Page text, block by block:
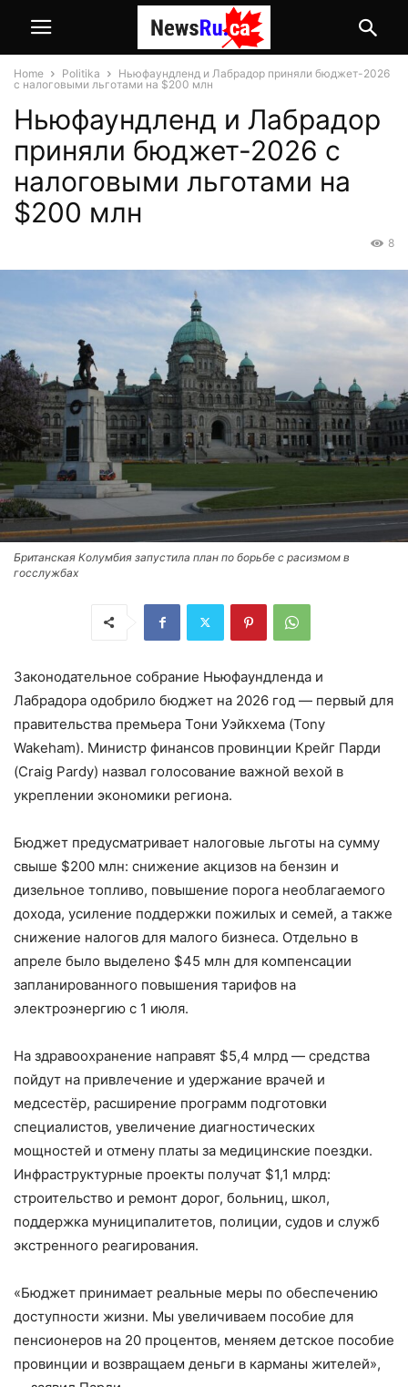
Home Politika
Ньюфаундленд и Лабрадор приняли бюджет-2026
с налоговыми льготами на $200 млн
Ньюфаундленд и Лабрадор
приняли бюджет-2026 с
налоговыми льготами на
$200 млн
8
Британская Колумбия запустила план по борьбе с расизмом в
госслужбах
Законодательное собрание Ньюфаундленда и
Лабрадора одобрило бюджет на 2026 год — первый для
правительства премьера Тони Уэйкхема (Tony
Wakeham). Министр финансов провинции Крейг Парди
(Craig Pardy) назвал голосование важной вехой в
укреплении экономики региона.
Бюджет предусматривает налоговые льготы на сумму
свыше $200 млн: снижение акцизов на бензин и
дизельное топливо, повышение порога необлагаемого
дохода, усиление поддержки пожилых и семей, а также
снижение налогов для малого бизнеса. Отдельно в
апреле было выделено $45 млн для компенсации
запланированного повышения тарифов на
электроэнергию с 1 июля.
На здравоохранение направят $5,4 млрд — средства
пойдут на привлечение и удержание врачей и
медсестёр, расширение программ подготовки
специалистов, увеличение диагностических
мощностей и отмену платы за медицинские поездки.
Инфраструктурные проекты получат $1,1 млрд:
строительство и ремонт дорог, больниц, школ,
поддержка муниципалитетов, полиции, судов и служб
экстренного реагирования.
«Бюджет принимает реальные меры по обеспечению
доступности жизни. Мы увеличиваем пособие для
пенсионеров на 20 процентов, меняем детское пособие
провинции и возвращаем деньги в карманы жителей»,